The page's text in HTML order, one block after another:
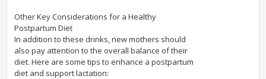
Other Key Considerations for a Healthy
Postpartum Diet
In addition to these drinks, new mothers should
also pay attention to the overall balance of their
diet. Here are some tips to enhance a postpartum
diet and support lactation: